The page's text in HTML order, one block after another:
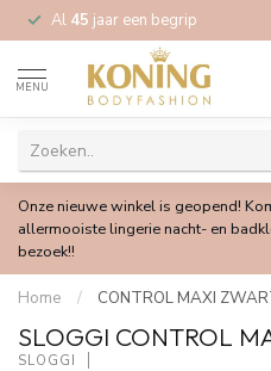
Al 45 jaar een begrip
MENU
Onze nieuwe winkel is geopend!
allermooiste lingerie nacht- en
bezoek!!
Home / CONTROL MAXI
SLOGGI CONTROL
SLOGGI